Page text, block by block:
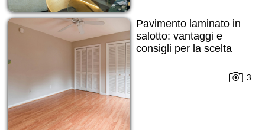
Pavimento laminato in
salotto: vantaggi e
consigli per la scelta
3